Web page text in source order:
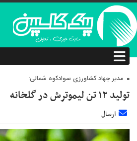
مدیر جهاد کشاورزی سوادکوه شمالی:
تولید ۱۲ تن لیموترش در گلخانه‌
ارسال